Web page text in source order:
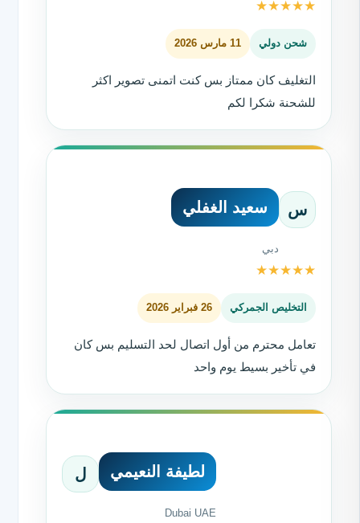
★
★
★
★
★
شحن دولي 11 مارس 2026
التغليف كان ممتاز بس كنت اتمنى تصوير اكثر
للشحنة شكرا لكم
س سعيد الغفلي
دبي
★
★
★
★
★
التخليص الجمركي 26 فبراير 2026
تعامل محترم من أول اتصال لحد التسليم بس كان
في تأخير بسيط يوم واحد
ل لطيفة النعيمي
Dubai UAE